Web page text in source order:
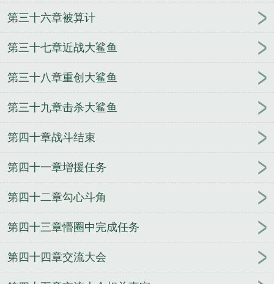
第三十六章被算计
第三十七章近战大鲨鱼
第三十八章重创大鲨鱼
第三十九章击杀大鲨鱼
第四十章战斗结束
第四十一章增援任务
第四十二章勾心斗角
第四十三章懵圈中完成任务
第四十四章交流大会